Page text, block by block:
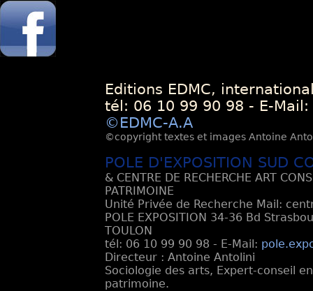
Editions EDMC,
tél: 06 10 99 90 98 - E-Mail:
©EDMC-A.A
©copyright textes et images Antoine
POLE D'EXPOSITION SUD
& CENTRE DE RECHERCHE ART
PATRIMOINE
Unité Privée de Recherche Mail:
POLE EXPOSITION 34-36 Bd
TOULON
tél: 06 10 99 90 98 - E-Mail:
Directeur : Antoine Antolini
Sociologie des arts, Expert-conseil
patrimoine.